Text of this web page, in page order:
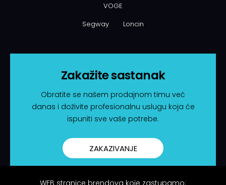
VOGE
Segway Loncin
Zakažite sastanak
Obratite se našem prodajnom timu već
danas i doživite profesionalnu uslugu koja će
ispuniti sve vaše potrebe.
ZAKAZIVANJE
WEB stranice brendova koje zastupamo: